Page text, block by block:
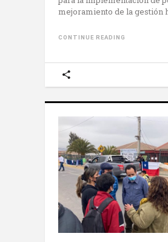
mejoramiento de la gestión
CONTINUE READING